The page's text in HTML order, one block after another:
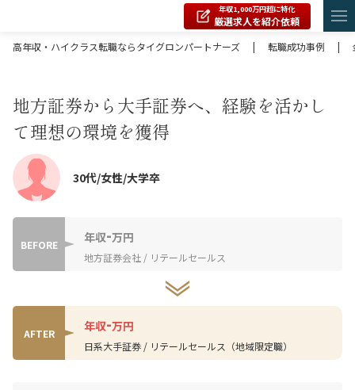
年収1,000万円超に特化
厳選求人を紹介依頼
高年収・ハイクラス転職ならタイグロンパートナーズ
| 転職成功事例 |
地方証券から大手証券へ、経験を活かし
て理想の環境を獲得
30代/女性/大学卒
BEFORE 年収-万円
地方証券会社 / リテールセールス
AFTER 年収-万円
日系大手証券 / リテールセールス（地域限定職）